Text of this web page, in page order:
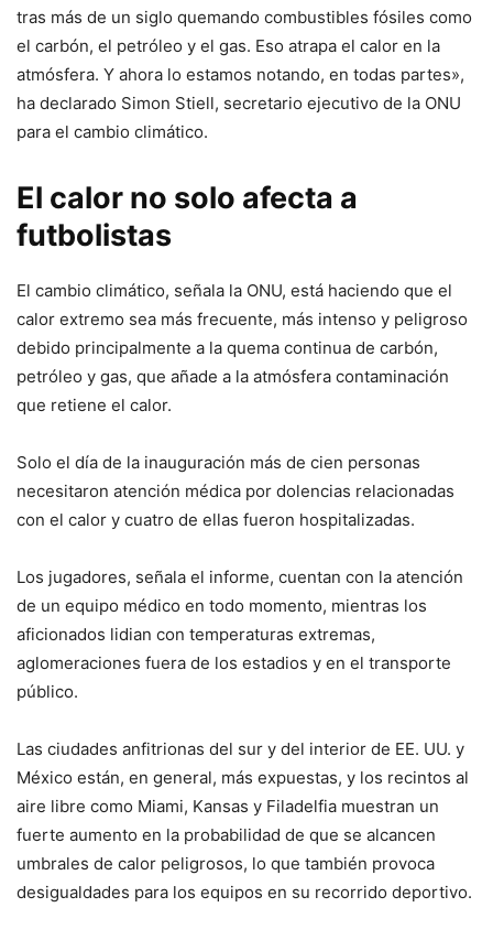
tras más de un siglo quemando combustibles fósiles como
el carbón, el petróleo y el gas. Eso atrapa el calor en la
atmósfera. Y ahora lo estamos notando, en todas partes»,
ha declarado Simon Stiell, secretario ejecutivo de la ONU
para el cambio climático.
El calor no solo afecta a
futbolistas
El cambio climático, señala la ONU, está haciendo que el
calor extremo sea más frecuente, más intenso y peligroso
debido principalmente a la quema continua de carbón,
petróleo y gas, que añade a la atmósfera contaminación
que retiene el calor.
Solo el día de la inauguración más de cien personas
necesitaron atención médica por dolencias relacionadas
con el calor y cuatro de ellas fueron hospitalizadas.
Los jugadores, señala el informe, cuentan con la atención
de un equipo médico en todo momento, mientras los
aficionados lidian con temperaturas extremas,
aglomeraciones fuera de los estadios y en el transporte
público.
Las ciudades anfitrionas del sur y del interior de EE. UU. y
México están, en general, más expuestas, y los recintos al
aire libre como Miami, Kansas y Filadelfia muestran un
fuerte aumento en la probabilidad de que se alcancen
umbrales de calor peligrosos, lo que también provoca
desigualdades para los equipos en su recorrido deportivo.